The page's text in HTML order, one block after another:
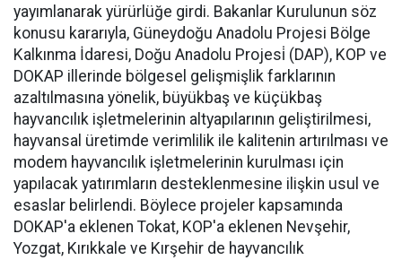
yayımlanarak yürürlüğe girdi. Bakanlar Kurulunun söz
konusu kararıyla, Güneydoğu Anadolu Projesi Bölge
Kalkınma İdaresi, Doğu Anadolu Projesi̇ (DAP), KOP ve
DOKAP illerinde bölgesel gelişmişlik farklarının
azaltılmasına yönelik, büyükbaş ve küçükbaş
hayvancılık işletmelerinin altyapılarının geliştirilmesi,
hayvansal üretimde verimlilik ile kalitenin artırılması ve
modem hayvancılık işletmelerinin kurulması için
yapılacak yatırımların desteklenmesine ilişkin usul ve
esaslar belirlendi. Böylece projeler kapsamında
DOKAP'a eklenen Tokat, KOP'a eklenen Nevşehir,
Yozgat, Kırıkkale ve Kırşehir de hayvancılık